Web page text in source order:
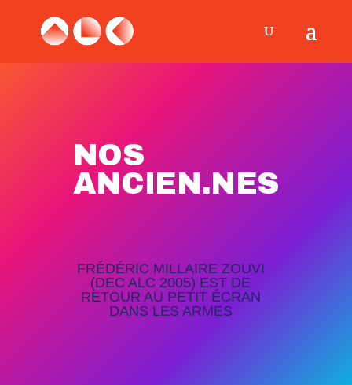
NOS
ANCIEN.NES
FRÉDÉRIC MILLAIRE ZOUVI
(DEC ALC 2005) EST DE
RETOUR AU PETIT ÉCRAN
DANS LES ARMES